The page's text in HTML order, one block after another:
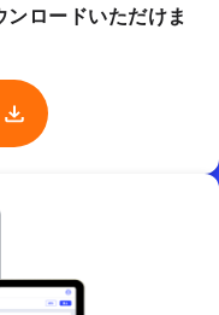
ンロードいただけま